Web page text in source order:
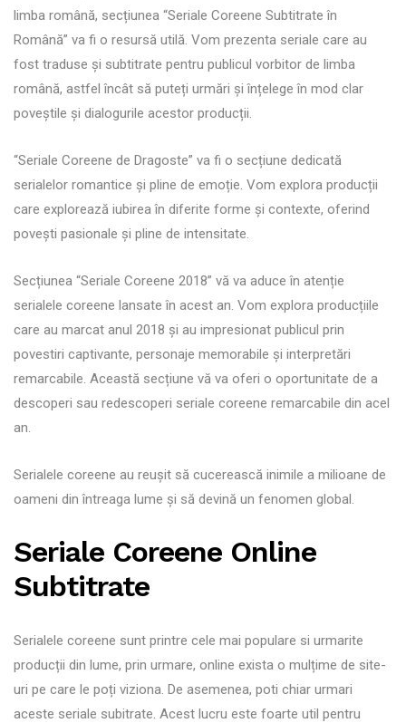
limba română, secțiunea “Seriale Coreene Subtitrate în
Română” va fi o resursă utilă. Vom prezenta seriale care au
fost traduse și subtitrate pentru publicul vorbitor de limba
română, astfel încât să puteți urmări și înțelege în mod clar
poveștile și dialogurile acestor producții.
“Seriale Coreene de Dragoste” va fi o secțiune dedicată
serialelor romantice și pline de emoție. Vom explora producții
care explorează iubirea în diferite forme și contexte, oferind
povești pasionale și pline de intensitate.
Secțiunea “Seriale Coreene 2018” vă va aduce în atenție
serialele coreene lansate în acest an. Vom explora producțiile
care au marcat anul 2018 și au impresionat publicul prin
povestiri captivante, personaje memorabile și interpretări
remarcabile. Această secțiune vă va oferi o oportunitate de a
descoperi sau redescoperi seriale coreene remarcabile din acel
an.
Serialele coreene au reușit să cucerească inimile a milioane de
oameni din întreaga lume și să devină un fenomen global.
Seriale Coreene Online
Subtitrate
Serialele coreene sunt printre cele mai populare si urmarite
producții din lume, prin urmare, online exista o mulțime de site-
uri pe care le poți viziona. De asemenea, poti chiar urmari
aceste seriale subitrate. Acest lucru este foarte util pentru